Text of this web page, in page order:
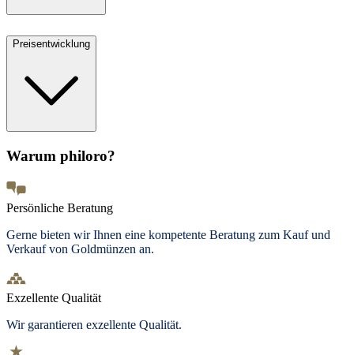
Preisentwicklung
Warum philoro?
Persönliche Beratung
Gerne bieten wir Ihnen eine kompetente Beratung zum Kauf und
Verkauf von Goldmünzen an.
Exzellente Qualität
Wir garantieren exzellente Qualität.